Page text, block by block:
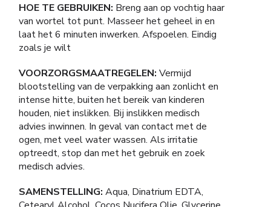
HOE TE GEBRUIKEN: Breng aan op vochtig haar
van wortel tot punt. Masseer het geheel in en
laat het 6 minuten inwerken. Afspoelen. Eindig
zoals je wilt
VOORZORGSMAATREGELEN: Vermijd
blootstelling van de verpakking aan zonlicht en
intense hitte, buiten het bereik van kinderen
houden, niet inslikken. Bij inslikken medisch
advies inwinnen. In geval van contact met de
ogen, met veel water wassen. Als irritatie
optreedt, stop dan met het gebruik en zoek
medisch advies.
SAMENSTELLING: Aqua, Dinatrium EDTA,